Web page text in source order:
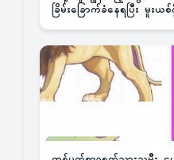
ခြိမ်းခြောက်ခံနေရပြီး မူ